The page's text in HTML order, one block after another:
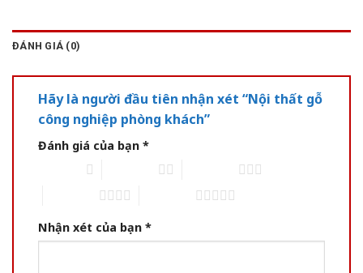
ĐÁNH GIÁ (0)
Hãy là người đầu tiên nhận xét “Nội thất gỗ
công nghiệp phòng khách”
Đánh giá của bạn *
Nhận xét của bạn *